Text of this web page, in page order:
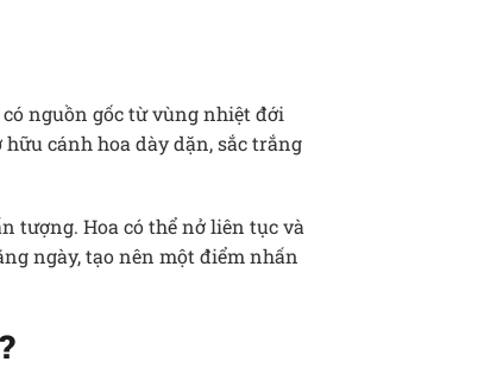
nguồn gốc từ vùng nhiệt đới
hữu cánh hoa dày dặn, sắc trắng
tượng. Hoa có thể nở liên tục và
ngày, tạo nên một điểm nhấn